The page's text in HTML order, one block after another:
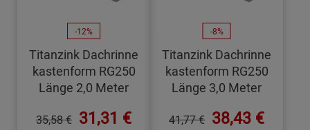
-12%
Titanzink Dachrinne
kastenform RG250
Länge 2,0 Meter
35,58 € 31,31 €
-8%
Titanzink Dachrinne
kastenform RG250
Länge 3,0 Meter
41,77 € 38,43 €